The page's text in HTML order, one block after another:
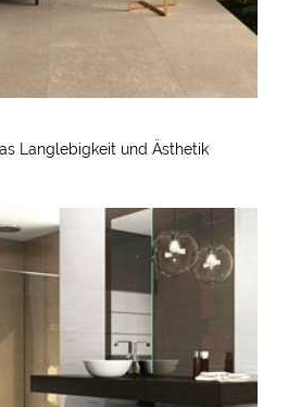
Langlebigkeit und Ästhetik